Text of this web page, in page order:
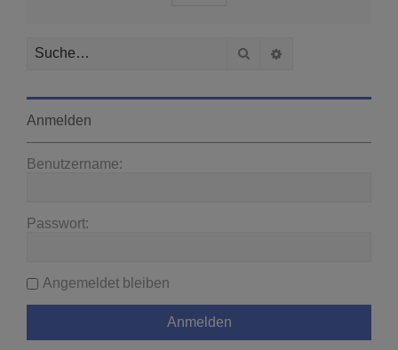
Suche
Anmelden
Benutzername:
Passwort:
Angemeldet bleiben